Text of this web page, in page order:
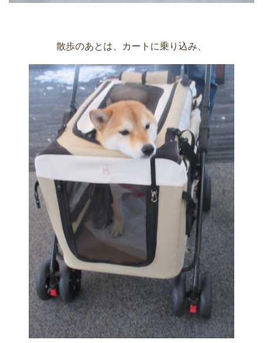
散歩のあとは、カートに乗り込み、